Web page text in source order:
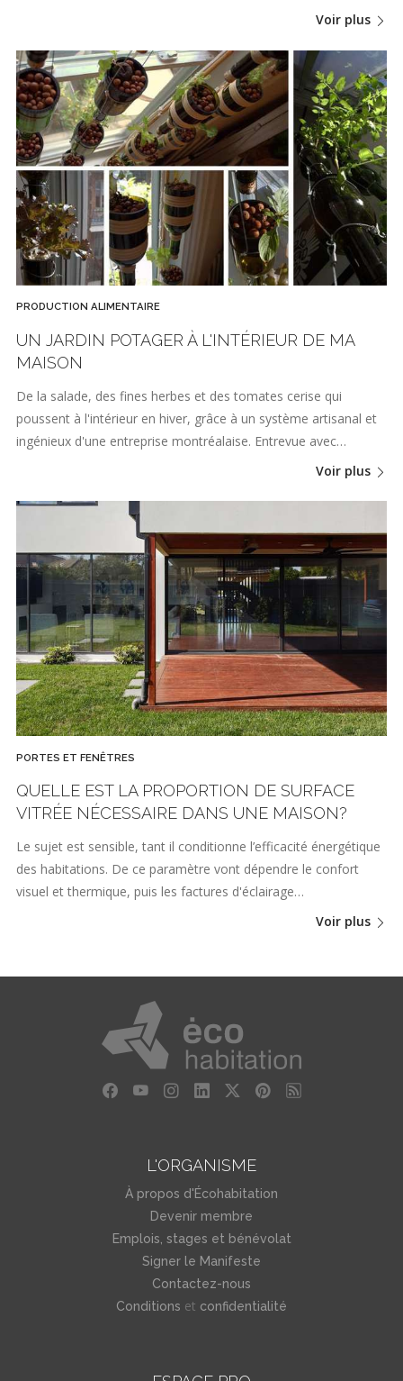
Voir plus
PRODUCTION ALIMENTAIRE
UN JARDIN POTAGER À L'INTÉRIEUR DE MA
MAISON
De la salade, des fines herbes et des tomates cerise qui
poussent à l'intérieur en hiver, grâce à un système artisanal et
ingénieux d'une entreprise montréalaise. Entrevue avec…
Voir plus
PORTES ET FENÊTRES
QUELLE EST LA PROPORTION DE SURFACE
VITRÉE NÉCESSAIRE DANS UNE MAISON?
Le sujet est sensible, tant il conditionne l’efficacité énergétique
des habitations. De ce paramètre vont dépendre le confort
visuel et thermique, puis les factures d'éclairage…
Voir plus
L'ORGANISME
À propos d'Écohabitation
Devenir membre
Emplois, stages et bénévolat
Signer le Manifeste
Contactez-nous
Conditions et confidentialité